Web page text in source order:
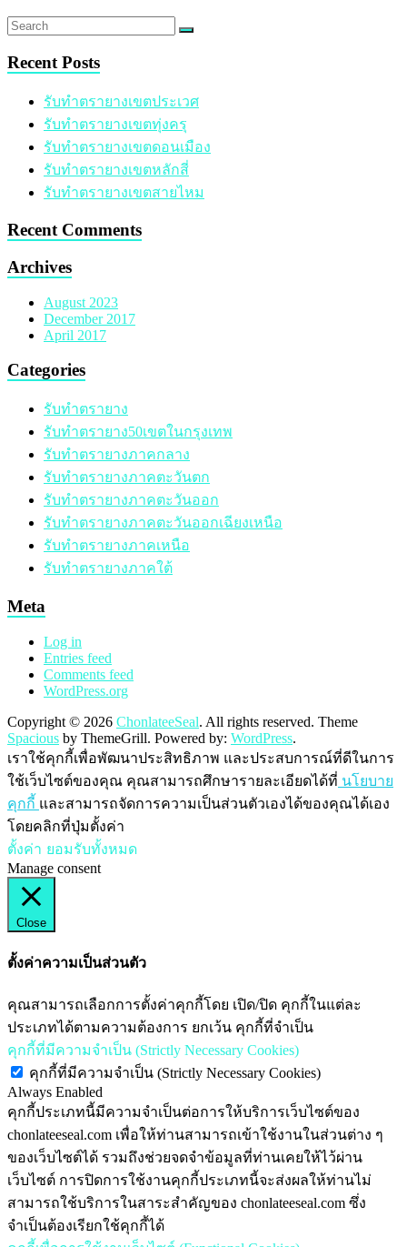
Recent Posts
รับทำตรายางเขตประเวศ
รับทำตรายางเขตทุ่งครุ
รับทำตรายางเขตดอนเมือง
รับทำตรายางเขตหลักสี่
รับทำตรายางเขตสายไหม
Recent Comments
Archives
August 2023
December 2017
April 2017
Categories
รับทำตรายาง
รับทำตรายาง50เขตในกรุงเทพ
รับทำตรายางภาคกลาง
รับทำตรายางภาคตะวันตก
รับทำตรายางภาคตะวันออก
รับทำตรายางภาคตะวันออกเฉียงเหนือ
รับทำตรายางภาคเหนือ
รับทำตรายางภาคใต้
Meta
Log in
Entries feed
Comments feed
WordPress.org
Copyright © 2026 ChonlateeSeal. All rights reserved. Theme
Spacious by ThemeGrill. Powered by: WordPress.
เราใช้คุกกี้เพื่อพัฒนาประสิทธิภาพ และประสบการณ์ที่ดีในการ
ใช้เว็บไซต์ของคุณ คุณสามารถศึกษารายละเอียดได้ที่ นโยบาย
คุกกี้ และสามารถจัดการความเป็นส่วนตัวเองได้ของคุณได้เอง
โดยคลิกที่ปุ่มตั้งค่า
ตั้งค่า ยอมรับทั้งหมด
Manage consent
Close
ตั้งค่าความเป็นส่วนตัว
คุณสามารถเลือกการตั้งค่าคุกกี้โดย เปิด/ปิด คุกกี้ในแต่ละ
ประเภทได้ตามความต้องการ ยกเว้น คุกกี้ที่จำเป็น
คุกกี้ที่มีความจำเป็น (Strictly Necessary Cookies)
คุกกี้ที่มีความจำเป็น (Strictly Necessary Cookies)
Always Enabled
คุกกี้ประเภทนี้มีความจำเป็นต่อการให้บริการเว็บไซต์ของ
chonlateeseal.com เพื่อให้ท่านสามารถเข้าใช้งานในส่วนต่าง ๆ
ของเว็บไซต์ได้ รวมถึงช่วยจดจำข้อมูลที่ท่านเคยให้ไว้ผ่าน
เว็บไซต์ การปิดการใช้งานคุกกี้ประเภทนี้จะส่งผลให้ท่านไม่
สามารถใช้บริการในสาระสำคัญของ chonlateeseal.com ซึ่ง
จำเป็นต้องเรียกใช้คุกกี้ได้